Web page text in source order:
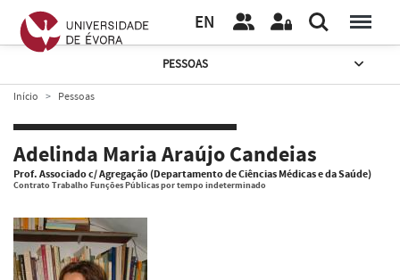
EN
PESSOAS
Início Pessoas
Adelinda Maria Araújo Candeias
Prof. Associado c/ Agregação (Departamento de Ciências Médicas e da Saúde)
Contrato Trabalho Funções Públicas por tempo indeterminado